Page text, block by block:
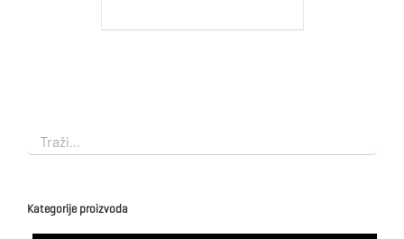
Kategorije proizvoda